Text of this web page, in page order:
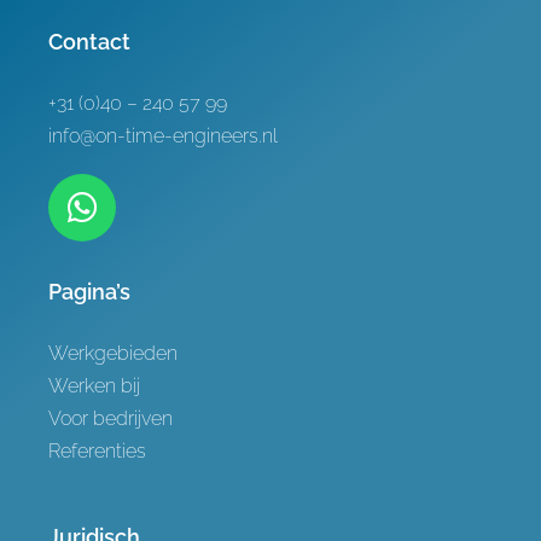
Contact
+31 (0)40 – 240 57 99
info@on-time-engineers.nl
Pagina’s
Werkgebieden
Werken bij
Voor bedrijven
Referenties